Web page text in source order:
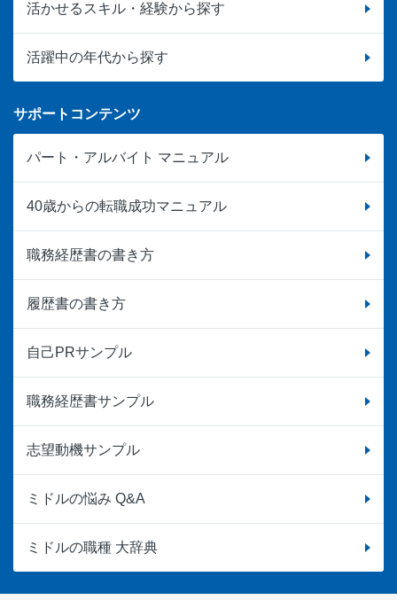
活かせるスキル・経験から探す
活躍中の年代から探す
サポートコンテンツ
パート・アルバイト マニュアル
40歳からの転職成功マニュアル
職務経歴書の書き方
履歴書の書き方
自己PRサンプル
職務経歴書サンプル
志望動機サンプル
ミドルの悩み Q&A
ミドルの職種 大辞典